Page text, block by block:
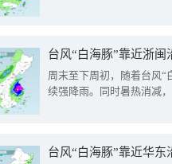
台风“白海豚”靠近浙
周末至下周初，随着台风“
续强降雨。同时暑热消减
台风“白海豚”靠近华